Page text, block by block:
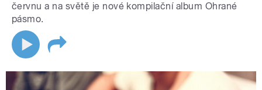
červnu a na světě je nové kompilační album Ohrané
pásmo.